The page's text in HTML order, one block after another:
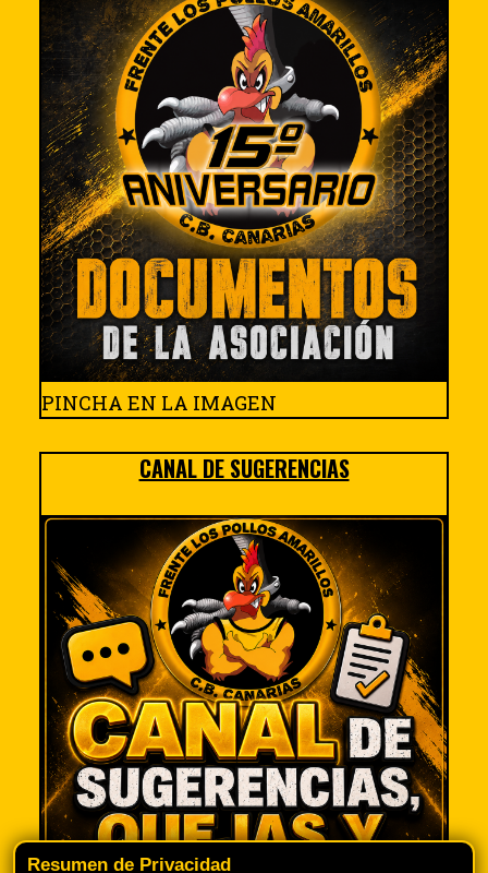
PINCHA EN LA IMAGEN
CANAL DE SUGERENCIAS
Resumen de Privacidad